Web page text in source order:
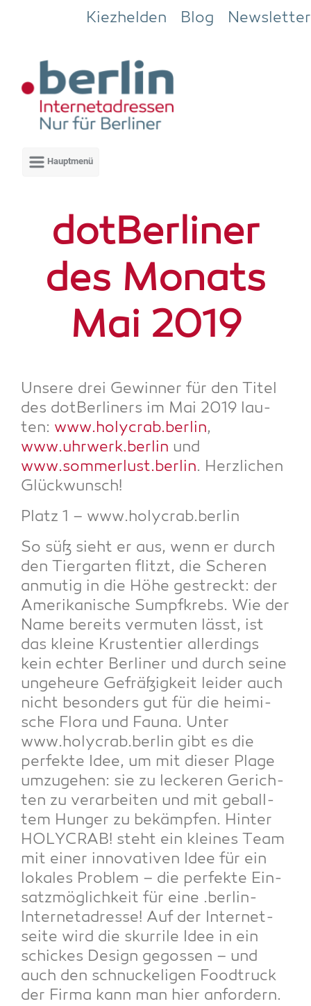
Zum Hauptinhalt springen
Kiezhelden Blog Newsletter
dot­Ber­li­ner
des Monats
Mai 2019
Unse­re drei Gewin­ner für den Titel
des dot­Ber­li­ners im Mai 2019 lau­
ten: www.holycrab.berlin,
www.uhrwerk.berlin und
www.sommerlust.berlin. Herz­li­chen
Glückwunsch!
Platz 1 – www.holycrab.berlin
So süß sieht er aus, wenn er durch
den Tier­gar­ten flitzt, die Sche­ren
anmu­tig in die Höhe gestreckt: der
Ame­ri­ka­ni­sche Sumpf­krebs. Wie der
Name bereits ver­mu­ten lässt, ist
das klei­ne Krus­ten­tier aller­dings
kein ech­ter Ber­li­ner und durch sei­ne
unge­heu­re Gefrä­ßig­keit lei­der auch
nicht beson­ders gut für die hei­mi­
sche Flo­ra und Fau­na. Unter
www.holycrab.berlin gibt es die
per­fek­te Idee, um mit die­ser Pla­ge
umzu­ge­hen: sie zu lecke­ren Gerich­
ten zu ver­ar­bei­ten und mit geball­
tem Hun­ger zu bekämp­fen. Hin­ter
HOLYCRAB! steht ein klei­nes Team
mit einer inno­va­ti­ven Idee für ein
loka­les Pro­blem – die per­fek­te Ein­
satz­mög­lich­keit für eine .ber­lin-
Inter­net­adres­se! Auf der Inter­net­
sei­te wird die skur­ri­le Idee in ein
schi­ckes Design gegos­sen – und
auch den schnu­cke­li­gen Food­truck
der Fir­ma kann man hier anfor­dern.